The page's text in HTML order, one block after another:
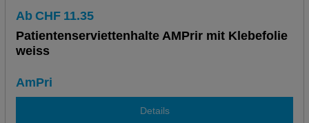
Ab CHF 11.35
Patientenserviettenhalte AMPrir mit Klebefolie
weiss
AmPri
Details